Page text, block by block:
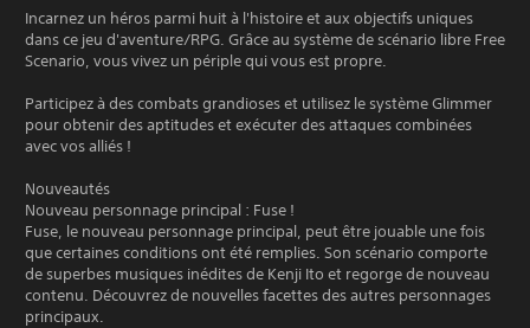
Incarnez un héros parmi huit à l'histoire et aux objectifs uniques
dans ce jeu d'aventure/RPG. Grâce au système de scénario libre Free
Scenario, vous vivez un périple qui vous est propre.
Participez à des combats grandioses et utilisez le système Glimmer
pour obtenir des aptitudes et exécuter des attaques combinées
avec vos alliés !
Nouveautés
Nouveau personnage principal : Fuse !
Fuse, le nouveau personnage principal, peut être jouable une fois
que certaines conditions ont été remplies. Son scénario comporte
de superbes musiques inédites de Kenji Ito et regorge de nouveau
contenu. Découvrez de nouvelles facettes des autres personnages
principaux.